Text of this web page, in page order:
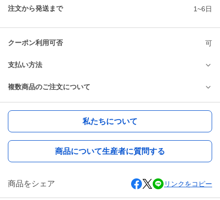
注文から発送まで 1~6日
クーポン利用可否 可
支払い方法
複数商品のご注文について
私たちについて
商品について生産者に質問する
商品をシェア リンクをコピー